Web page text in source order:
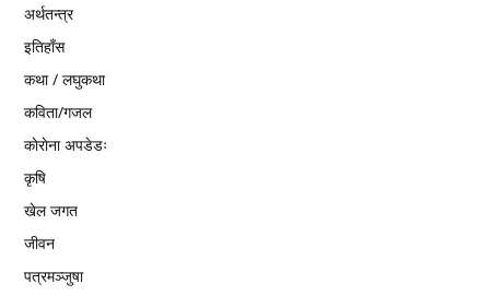
अर्थतन्त्र
इतिहाँस
कथा / लघुकथा
कविता/गजल
काेराेना अपडेडः
कृषि
खेल जगत
जीवन
पत्रमञ्जुषा